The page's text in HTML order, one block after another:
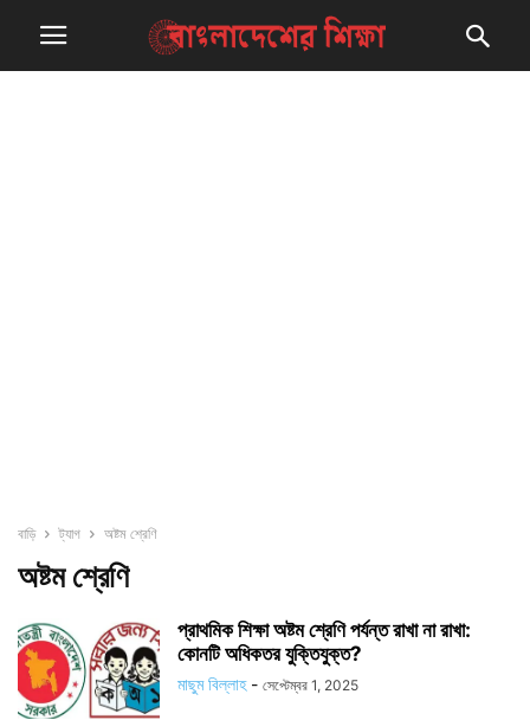
বাড়ি ট্যাগ অষ্টম শ্রেণি
অষ্টম শ্রেণি
প্রাথমিক শিক্ষা অষ্টম শ্রেণি পর্যন্ত রাখা না রাখা:
কোনটি অধিকতর যুক্তিযুক্ত?
মাছুম বিল্লাহ - সেপ্টেম্বর 1, 2025